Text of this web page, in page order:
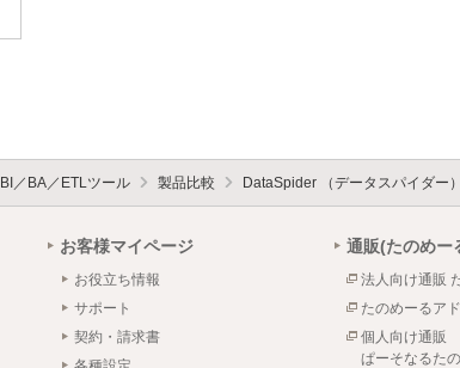
BI／BA／ETLツール 製品比較 DataSpider （データスパイダー）
お客様マイページ
お役立ち情報
サポート
契約・請求書
通販(たのめー
法人向け通販
たのめーるア
個人向け通販
ぱーそなるた